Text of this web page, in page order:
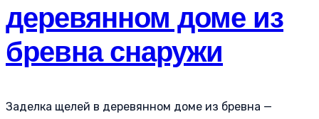
деревянном доме из
бревна снаружи
Заделка щелей в деревянном доме из бревна —